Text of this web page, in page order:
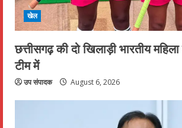
खेल
छत्तीसगढ़ की दो खिलाड़ी भारतीय
टीम में
उप संपादक August 6, 2026